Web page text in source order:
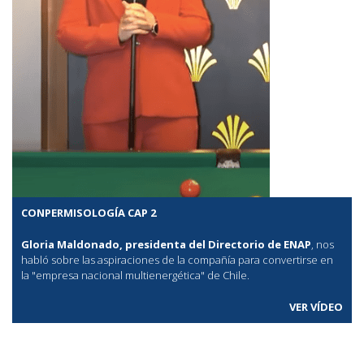
CONPERMISOLOGÍA CAP 2
Gloria Maldonado, presidenta del Directorio de ENAP, nos
habló sobre las aspiraciones de la compañía para convertirse en
la "empresa nacional multienergética" de Chile.
VER VÍDEO